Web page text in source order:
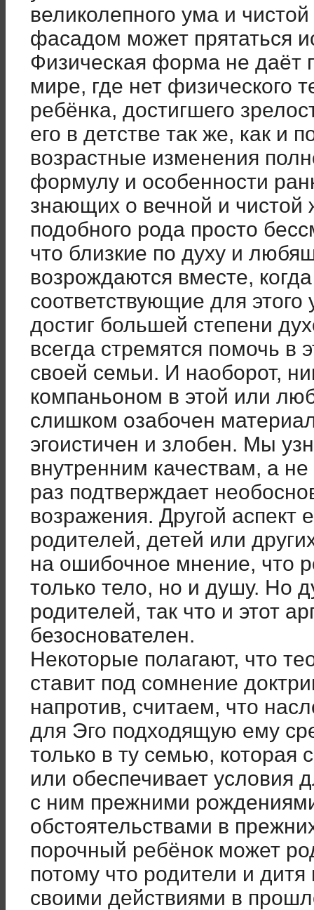
великолепного ума и
фасадом может прятаться
Физическая форма не даёт
мире, где нет физического
ребёнка, достигшего
его в детстве так же, как и
возрастные изменения
формулу и особенности
знающих о вечной и
подобного рода просто
что близкие по духу и
возрождаются вместе,
соответствующие для этого
достиг большей степени
всегда стремятся помочь
своей семьи. И наоборот,
компаньоном в этой или
слишком озабочен
эгоистичен и злобен. Мы
внутренним качествам, а
раз подтверждает
возражения. Другой аспект
родителей, детей или
на ошибочное мнение, что
только тело, но и душу. Но
родителей, так что и этот
безоснователен.
Некоторые полагают, что
ставит под сомнение
напротив, считаем, что
для Эго подходящую ему
только в ту семью, которая
или обеспечивает условия
с ним прежними
обстоятельствами в
порочный ребёнок может
потому что родители и
своими действиями в